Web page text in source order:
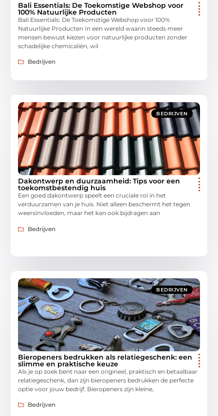
Bali Essentials: De Toekomstige Webshop voor
100% Natuurlijke Producten
Bali Essentials: De Toekomstige Webshop voor 100%
Natuurlijke Producten In een wereld waarin steeds meer
mensen bewust kiezen voor natuurlijke producten zonder
schadelijke chemicaliën, wil
Bedrijven
BEDRIJVEN
Dakontwerp en duurzaamheid: Tips voor een
toekomstbestendig huis
Een goed dakontwerp speelt een cruciale rol in het
verduurzamen van je huis. Niet alleen beschermt het tegen
weersinvloeden, maar het kan ook bijdragen aan
Bedrijven
BEDRIJVEN
Bieropeners bedrukken als relatiegeschenk: een
slimme en praktische keuze
Als je op zoek bent naar een origineel, praktisch en betaalbaar
relatiegeschenk, dan zijn bieropeners bedrukken de perfecte
optie voor jouw bedrijf. Bieropeners zijn kleine,
Bedrijven